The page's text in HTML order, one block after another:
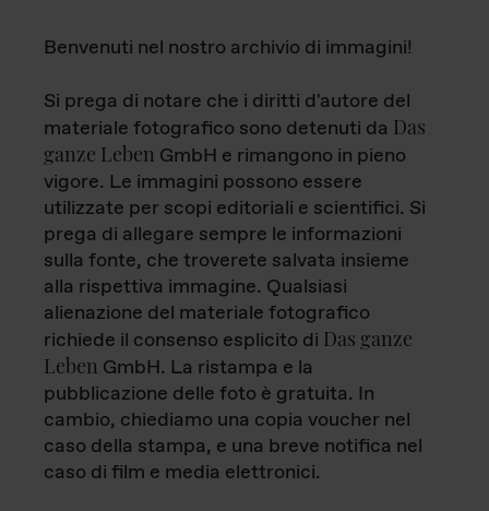
Benvenuti nel nostro archivio di immagini!
Si prega di notare che i diritti d'autore del
materiale fotografico sono detenuti da Das
ganze Leben GmbH e rimangono in pieno
vigore. Le immagini possono essere
utilizzate per scopi editoriali e scientifici. Si
prega di allegare sempre le informazioni
sulla fonte, che troverete salvata insieme
alla rispettiva immagine. Qualsiasi
alienazione del materiale fotografico
richiede il consenso esplicito di Das ganze
Leben GmbH. La ristampa e la
pubblicazione delle foto è gratuita. In
cambio, chiediamo una copia voucher nel
caso della stampa, e una breve notifica nel
caso di film e media elettronici.